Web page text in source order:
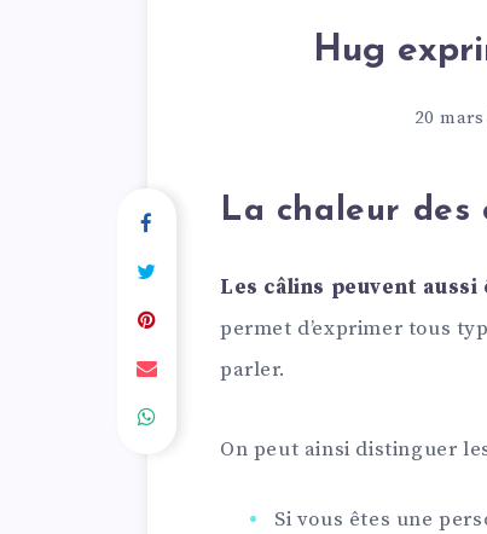
Hug
20 mars
La chaleur des
Les câlins peuvent
permet d’exprimer tous
parler.
On peut ainsi distinguer
Si vous êtes une